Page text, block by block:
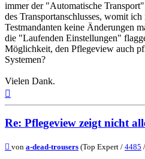
immer der "Automatische
des Transportanschlusses, womit
Testmandanten keine Änderungen
die "Laufenden Einstellungen"
Möglichkeit, den Pflegeview auch
Systemen?
Vielen Dank.
Re: Pflegeview zeigt nicht
Beitrag
von a-dead-trousers (Top Expert / 4485 /